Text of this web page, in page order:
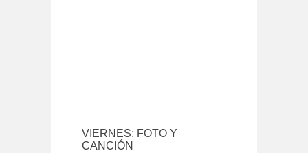
VIERNES: FOTO Y
CANCIÓN